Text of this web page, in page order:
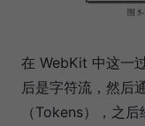
在 WebKit 中这一
后是字符流，然后
（Tokens），之